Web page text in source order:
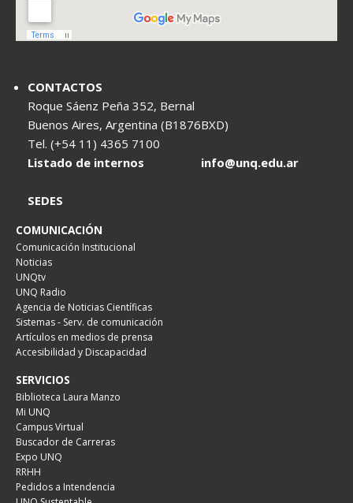
CONTACTOS
Roque Sáenz Peña 352, Bernal
Buenos Aires, Argentina (B1876BXD)
Tel. (+54 11) 4365 7100
Listado de internos
info@unq.edu.ar
SEDES
COMUNICACIÓN
Comunicación Institucional
Noticias
UNQtv
UNQ Radio
Agencia de Noticias Científicas
Sistemas - Serv. de comunicación
Artículos en medios de prensa
Accesibilidad y Discapacidad
SERVICIOS
Biblioteca Laura Manzo
Mi UNQ
Campus Virtual
Buscador de Carreras
Expo UNQ
RRHH
Pedidos a Intendencia